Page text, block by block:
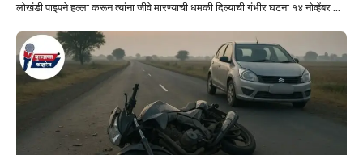
लोखंडी पाइपने हल्ला करून त्यांना जीवे मारण्याची धमकी दिल्याची गंभीर घटना १४ नोव्हेंबर ...